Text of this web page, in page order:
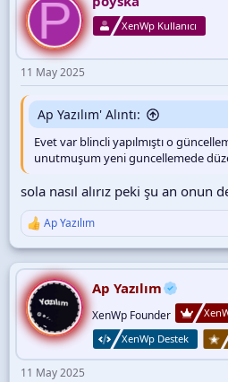
l
e
r
:
P XenWp Kullanıcı
11 May 2025
Ap Yazılım' Alıntı:
Evet var blincli yapılmıştı o
unutmuşum yeni guncellemede
sola nasıl alırız peki şu an onun
T
k
i
l
e
r
Ap Yazılım
Ap Yazılım
XenWp Founder
XenWp Destek
11 May 2025